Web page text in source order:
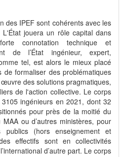
des IPEF sont cohérents avec les
jouera un rôle capital dans
connotation technique et
de l’État ingénieur, expert,
tel, est alors le mieux placé
de formaliser des problématiques
des solutions pragmatiques,
de l'action collective. Le corps
ingénieurs en 2021, dont 32
pour près de la moitié du
ou d’autres ministères, pour
publics (hors enseignement et
effectifs sont en collectivités
d’autre part. Le corps